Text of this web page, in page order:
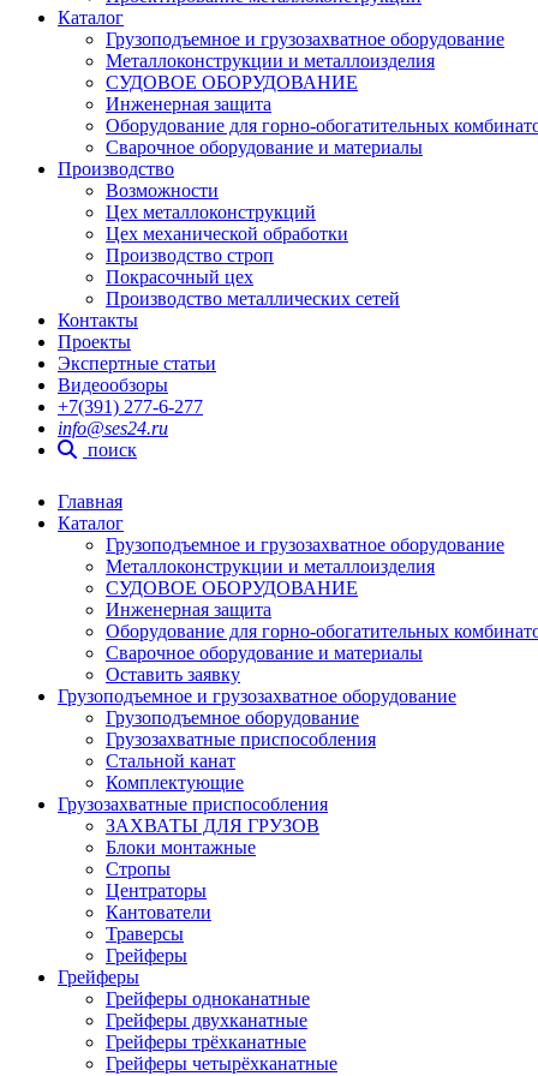
Каталог
Грузоподъемное и грузозахватное оборудование
Металлоконструкции и металлоизделия
СУДОВОЕ ОБОРУДОВАНИЕ
Инженерная защита
Оборудование для горно-обогатительных
Сварочное оборудование и материалы
Производство
Возможности
Цех металлоконструкций
Цех механической обработки
Производство строп
Покрасочный цех
Производство металлических сетей
Контакты
Проекты
Экспертные статьи
Видеообзоры
+7(391) 277-6-277
info@ses24.ru
поиск
Главная
Каталог
Грузоподъемное и грузозахватное оборудование
Металлоконструкции и металлоизделия
СУДОВОЕ ОБОРУДОВАНИЕ
Инженерная защита
Оборудование для горно-обогатительных
Сварочное оборудование и материалы
Оставить заявку
Грузоподъемное и грузозахватное оборудование
Грузоподъемное оборудование
Грузозахватные приспособления
Стальной канат
Комплектующие
Грузозахватные приспособления
ЗАХВАТЫ ДЛЯ ГРУЗОВ
Блоки монтажные
Стропы
Центраторы
Кантователи
Траверсы
Грейферы
Грейферы
Грейферы одноканатные
Грейферы двухканатные
Грейферы трёхканатные
Грейферы четырёхканатные